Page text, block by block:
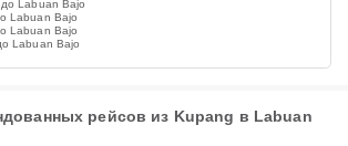
Labuan Bajo
Labuan Bajo
Labuan Bajo
Labuan Bajo
рейсов из Kupang в Labuan